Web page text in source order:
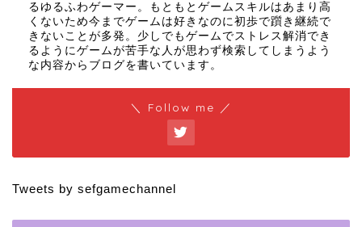
るゆるふわゲーマー。もともとゲームスキルはあまり高
くないため今までゲームは好きなのに初歩で躓き継続で
きないことが多発。少しでもゲームでストレス解消でき
るようにゲームが苦手な人が思わず検索してしまうよう
な内容からブログを書いています。
＼ Follow me ／
Tweets by sefgamechannel